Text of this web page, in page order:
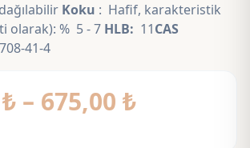
Koku : Hafif, karakteristik
olarak): % 5 - 7 HLB: 11CAS
41-4
₺ – 675,00 ₺Fiyat